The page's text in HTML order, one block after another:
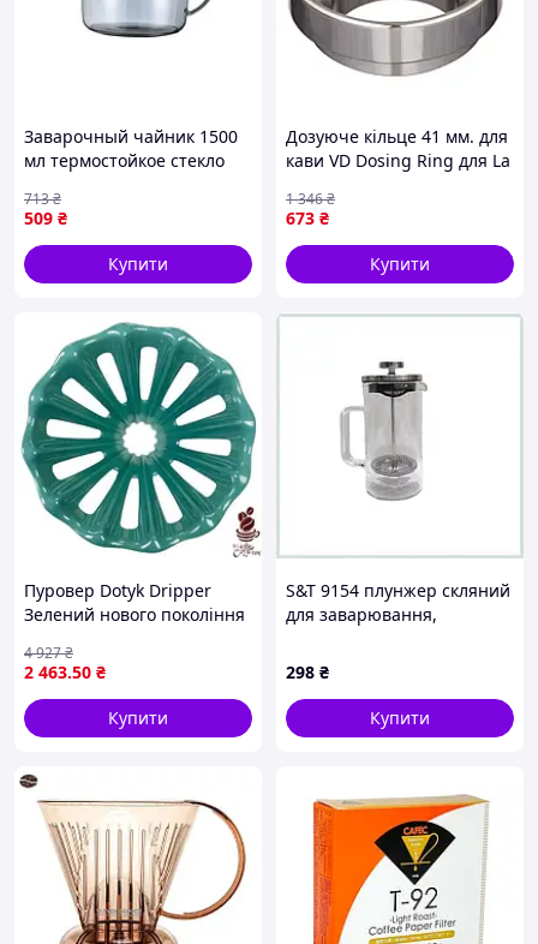
Заварочный чайник 1500
мл термостойкое стекло
Kamille PS-10460
509 ₴
713₴
Купити
Дозуюче кільце 41 мм. для
кави VD Dosing Ring для La
673 ₴
1 346₴
Купити
Пуровер Dotyk Dripper
Зелений нового покоління
заварювання кави
2 463.50 ₴
4 927₴
Купити
S&T 9154 плунжер скляний
для заварювання,
298 ₴
Купити